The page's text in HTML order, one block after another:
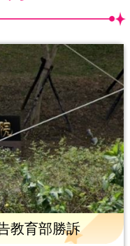
教育部勝訴